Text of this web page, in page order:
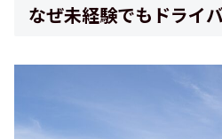
なぜ未経験でもドライ